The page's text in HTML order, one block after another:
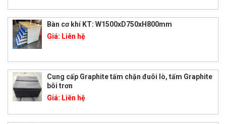
Bàn cơ khí KT: W1500xD750xH800mm
Giá: Liên hệ
Cung cấp Graphite tấm chặn đuôi lò, tấm Graphite
bôi trơn
Giá: Liên hệ